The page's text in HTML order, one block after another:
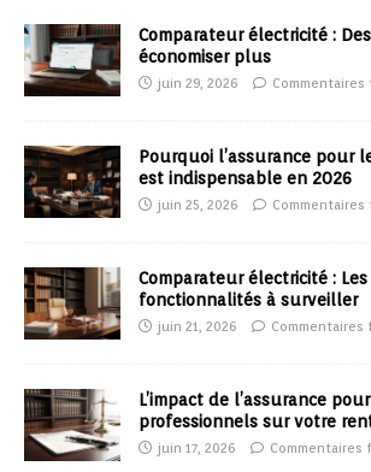
Comparateur électricité :
économiser plus
juin 29, 2026 Commentaires
Pourquoi l’assurance pour
est indispensable en 2026
juin 25, 2026 Commentaires
Comparateur électricité :
fonctionnalités à surveiller
juin 21, 2026 Commentaires
L’impact de l’assurance
professionnels sur votre
juin 17, 2026 Commentaires